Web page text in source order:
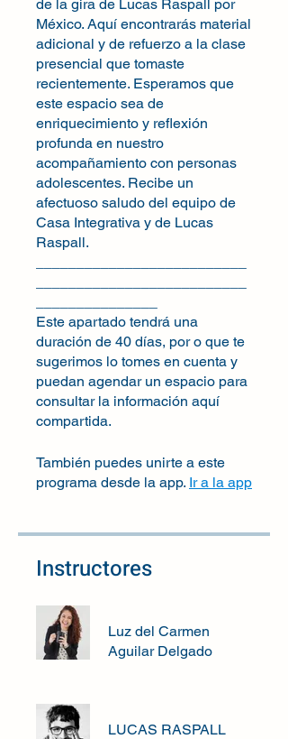
de la gira de Lucas Raspall por
México. Aquí encontrarás material
adicional y de refuerzo a la clase
presencial que tomaste
recientemente. Esperamos que
este espacio sea de
enriquecimiento y reflexión
profunda en nuestro
acompañamiento con personas
adolescentes. Recibe un
afectuoso saludo del equipo de
Casa Integrativa y de Lucas
Raspall.
Este apartado tendrá una
duración de 40 días, por o que te
sugerimos lo tomes en cuenta y
puedan agendar un espacio para
consultar la información aquí
También puedes unirte a este
programa desde la app. Ir a la app
Instructores
Luz del Carmen
Aguilar Delgado
LUCAS RASPALL